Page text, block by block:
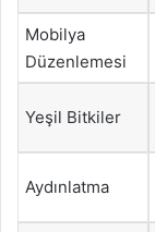
Mobilya
Düzenlemesi
Yeşil Bitkiler
Aydınlatma